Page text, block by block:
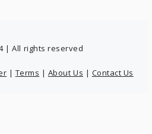
| All rights reserved
| Terms | About Us | Contact Us